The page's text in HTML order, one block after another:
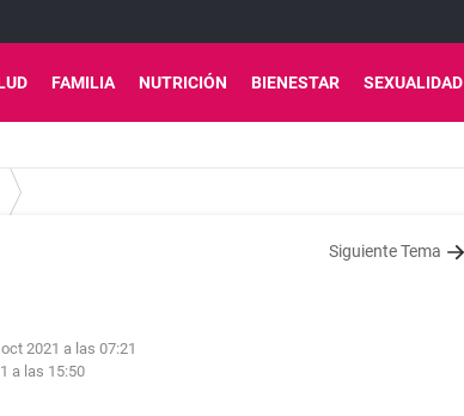
FAMILIA NUTRICIÓN BIENESTAR SEXUALIDAD
Siguiente Tema
2021 a las 07:21
a las 15:50